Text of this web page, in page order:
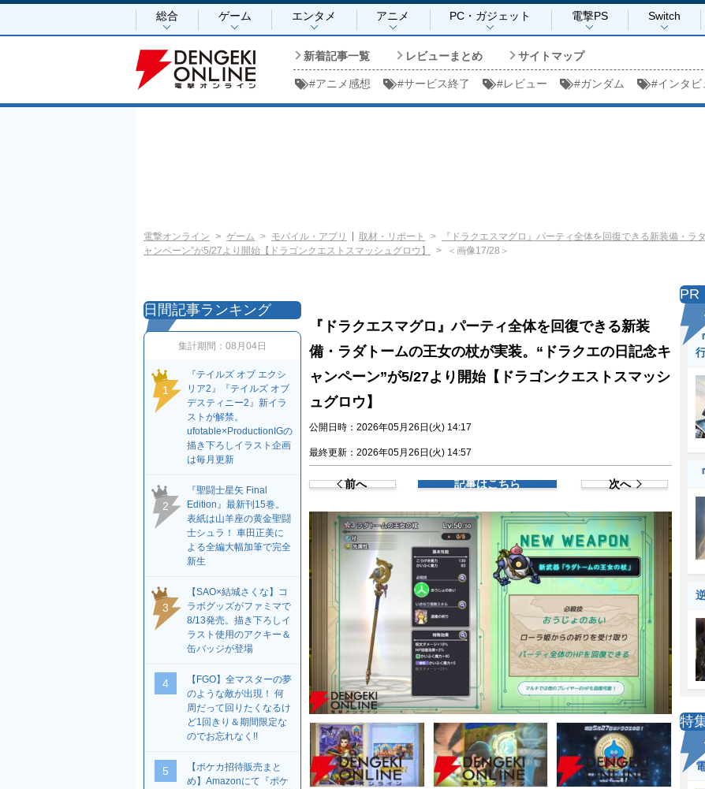
総合 ゲーム エンタメ アニメ PC・ガジェット 電撃PS Switch
新着記事一覧 レビューまとめ サイトマップ
#アニメ感想 #サービス終了 #レビュー #ガンダム #インタビ
電撃オンライン ゲーム モバイル・アプリ 取材・リポート
『ドラクエスマグロ』パーティ全体を回復できる新装備・ラ
ャンペーン”が5/27より開始【ドラゴンクエストスマッシュグロウ】
＜画像17/28＞
『ドラクエスマグロ』パーティ全体を回復できる新装
備・ラダトームの王女の杖が実装。“ドラクエの日記念キ
ャンペーン”が5/27より開始【ドラゴンクエストスマッシ
ュグロウ】
公開日時：2026年05月26日(火) 14:17
最終更新：2026年05月26日(火) 14:57
前へ 記事はこちら 次へ
日間記事ランキング
集計期間： 08月04日
1
『テイルズ オブ エクシ
リア2』『テイルズ オブ
デスティニー2』新イラ
ストが解禁。
ufotable×ProductionIGの
描き下ろしイラスト企画
は毎月更新
2
『聖闘士星矢 Final
Edition』最新刊15巻。
表紙は山羊座の黄金聖闘
士シュラ！ 車田正美に
よる全編大幅加筆で完全
新生
3
【SAO×結城さくな】コ
ラボグッズがファミマで
8/13発売。描き下ろしイ
ラスト使用のアクキー＆
缶バッジが登場
4
【FGO】全マスターの夢
のような敵が出現！ 何
周だって回りたくなるけ
ど1回きり＆期間限定な
のでお忘れなく!!
5
【ポケカ招待販売まと
め】Amazonにて『ポケ
PR
特